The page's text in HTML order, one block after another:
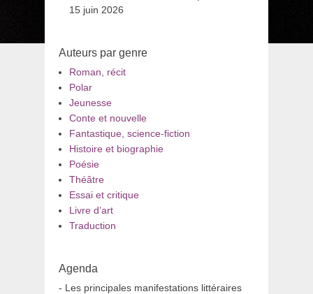
15 juin 2026
Auteurs par genre
Roman, récit
Polar
Jeunesse
Conte et nouvelle
Fantastique, science-fiction
Histoire et biographie
Poésie
Théâtre
Essai et critique
Livre d’art
Traduction
Agenda
- Les principales manifestations littéraires